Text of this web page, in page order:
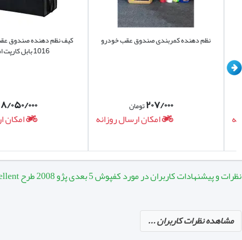
کیف نظم دهنده صندوق عقب
1016 بابل کارپت اصل
۸/۰۵۰/۰۰۰
امکان
نظم دهنده کمربندی صندوق عقب خودرو
۲۰۷/۰۰۰تومان
امکان ارسال روزانه
نظرات و پیشنهادات کاربران در مورد کفپوش 5 بعدی پژو 2008 طرح excellent:
مشاهده نظرات کاربران ...